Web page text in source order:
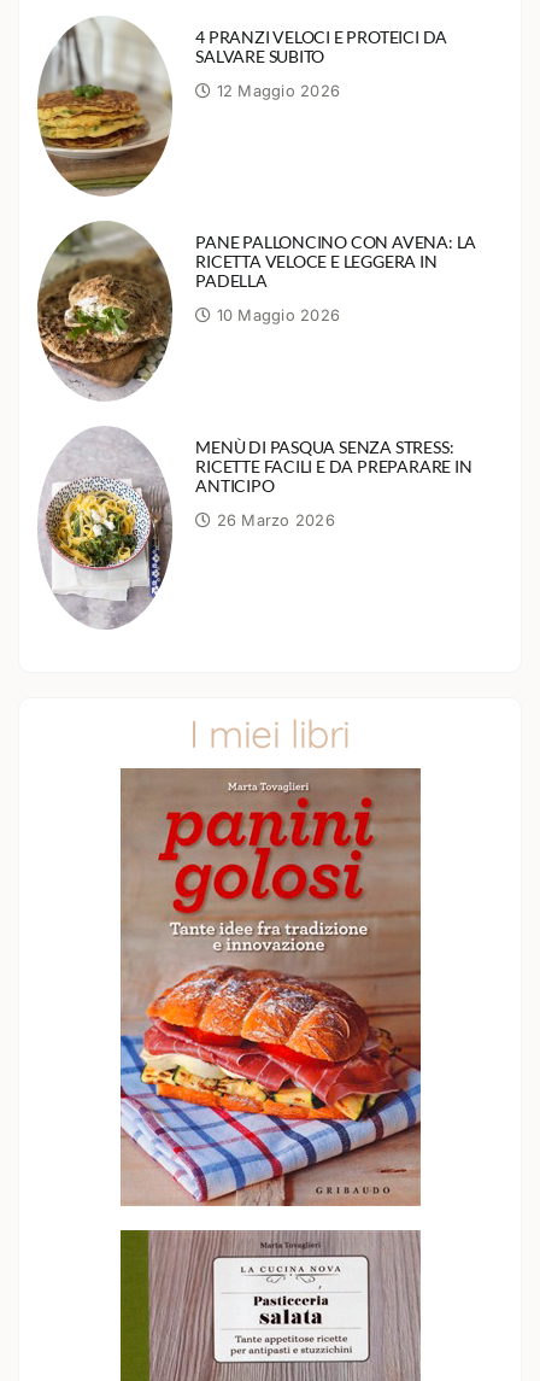
4 PRANZI VELOCI E PROTEICI DA
SALVARE SUBITO
12 Maggio 2026
PANE PALLONCINO CON AVENA: LA
RICETTA VELOCE E LEGGERA IN
PADELLA
10 Maggio 2026
MENÙ DI PASQUA SENZA STRESS:
RICETTE FACILI E DA PREPARARE IN
ANTICIPO
26 Marzo 2026
I miei libri